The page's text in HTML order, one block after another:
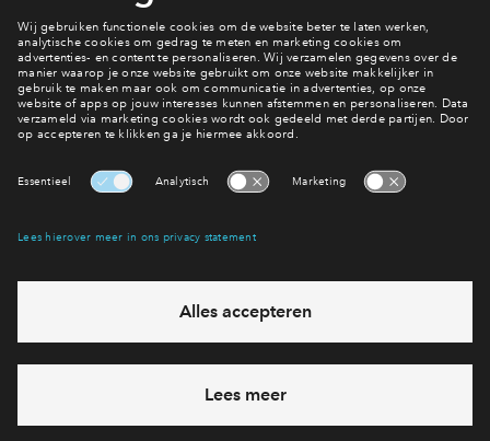
Naar het woningaanbod
eventuele projecten
Ja, ik wil mij aanmelden
Heb je een vraag en wil je direct antwoord? Bel ons op088